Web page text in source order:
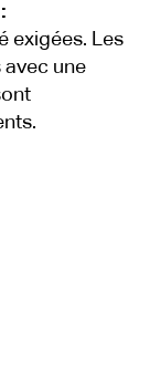
exigées. Les
avec une